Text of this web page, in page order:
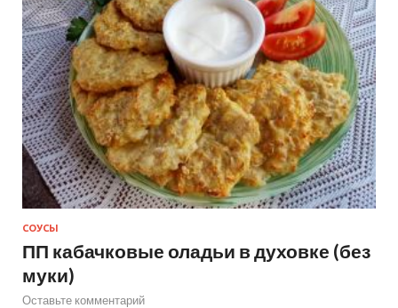
СОУСЫ
ПП кабачковые оладьи в духовке (без
муки)
Оставьте комментарий